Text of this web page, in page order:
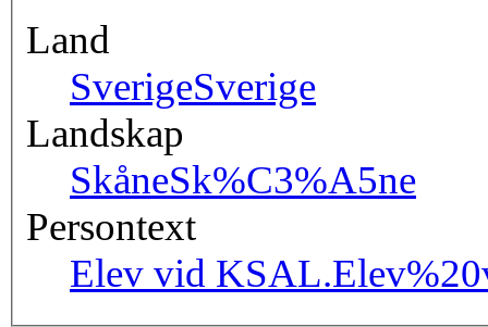
Land
SverigeSverige
Landskap
SkåneSk%C3%A5ne
Persontext
Elev vid KSAL.